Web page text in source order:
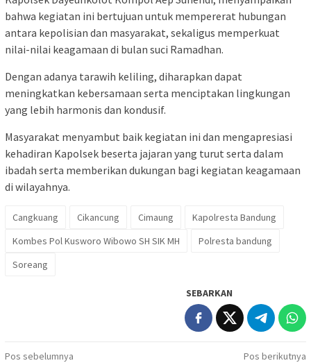
bahwa kegiatan ini bertujuan untuk mempererat hubungan
antara kepolisian dan masyarakat, sekaligus memperkuat
nilai-nilai keagamaan di bulan suci Ramadhan.
Dengan adanya tarawih keliling, diharapkan dapat
meningkatkan kebersamaan serta menciptakan lingkungan
yang lebih harmonis dan kondusif.
Masyarakat menyambut baik kegiatan ini dan mengapresiasi
kehadiran Kapolsek beserta jajaran yang turut serta dalam
ibadah serta memberikan dukungan bagi kegiatan keagamaan
di wilayahnya.
Cangkuang Cikancung Cimaung
Kapolresta Bandung
Kombes Pol Kusworo Wibowo SH SIK MH
Polresta bandung
Soreang
SEBARKAN
Pos sebelumnya
Pos berikutnya